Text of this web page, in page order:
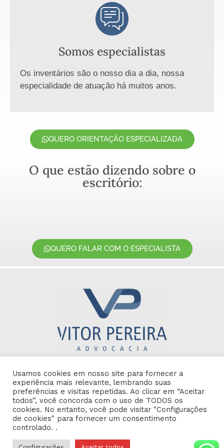
Somos especialistas
Os inventários são o nosso dia a dia, nossa
especialidade de atuação há muitos anos.
QUERO ORIENTAÇÃO ESPECIALIZADA
O que estão dizendo sobre o
escritório:
QUERO FALAR COM O ESPECIALISTA
Facebook Inc. Além disso, não oferecemos nenhum tipo de
serviço oficial do governo, NÃO praticamos fraude, não somos
uma empresa que vende criptoativos ou qualquer outro serviço.
Essa empresa trabalha exclusivamente com serviços jurídicos.
(21) 971075548
Usamos cookies em nosso site para fornecer a
experiência mais relevante, lembrando suas
preferências e visitas repetidas. Ao clicar em “Aceitar
todos”, você concorda com o uso de TODOS os
cookies. No entanto, você pode visitar "Configurações
de cookies" para fornecer um consentimento
controlado. .